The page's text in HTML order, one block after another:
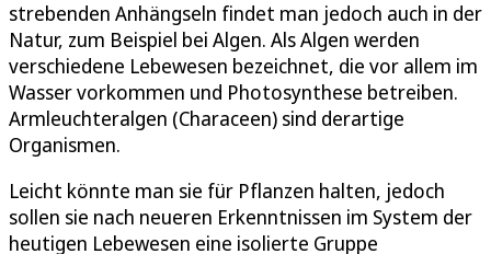
strebenden Anhängseln findet man jedoch auch in der
Natur, zum Beispiel bei Algen. Als Algen werden
verschiedene Lebewesen bezeichnet, die vor allem im
Wasser vorkommen und Photosynthese betreiben.
Armleuchteralgen (Characeen) sind derartige
Organismen.
Leicht könnte man sie für Pflanzen halten, jedoch
sollen sie nach neueren Erkenntnissen im System der
heutigen Lebewesen eine isolierte Gruppe